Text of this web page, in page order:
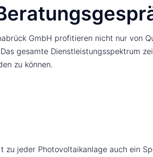
GmbH profitieren nicht nur von
gesamte Dienstleistungsspektrum
zu können.
jeder Photovoltaikanlage auch ein